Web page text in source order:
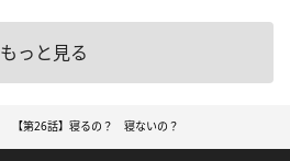
もっと見る
【第26話】寝るの？ 寝ないの？